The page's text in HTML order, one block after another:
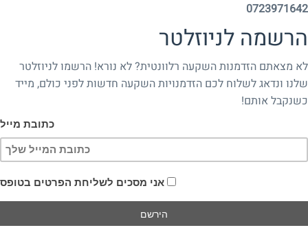
0723971642
הרשמה לניוזלטר
לא מצאתם הזדמנות השקעה רלוונטית? לא נורא! הרשמו לניוזלטר
שלנו ונדאג לשלוח לכם הזדמנויות השקעה חדשות לפני כולם, מייד
כשנקבל אותם!
כתובת מייל
אני מסכים לשליחת הפרטים בטופס